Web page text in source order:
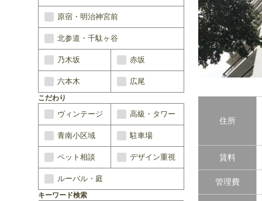
住所
賃料
管理費
原宿・明治神宮前
北参道・千駄ヶ谷
乃木坂 赤坂
六本木 広尾
こだわり
ヴィンテージ 高級・タワー
青南小区域 駐車場
ペット相談 デザイン重視
ルーバル・庭
キーワード検索